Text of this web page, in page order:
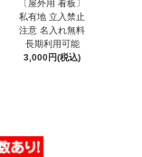
〔屋外用 看板〕
私有地 立入禁止
注意 名入れ無料
長期利用可能
3,000円(税込)